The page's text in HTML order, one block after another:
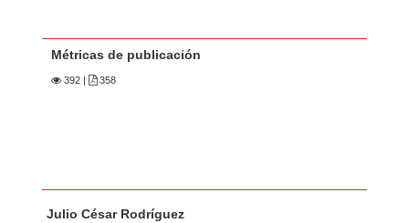
Métricas de publicación
392 358
Julio César Rodríguez